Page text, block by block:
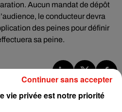
Aucun mandat de dépôt
le conducteur devra
des peines pour définir
sa peine.
vie privée est notre priorité
Continuer sans accepter